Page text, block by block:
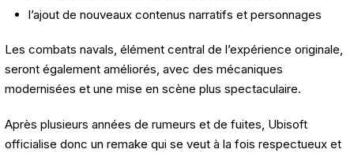
l’ajout de nouveaux contenus narratifs et personnages
Les combats navals, élément central de l’expérience originale,
seront également améliorés, avec des mécaniques
modernisées et une mise en scène plus spectaculaire.
Après plusieurs années de rumeurs et de fuites, Ubisoft
officialise donc un remake qui se veut à la fois respectueux et